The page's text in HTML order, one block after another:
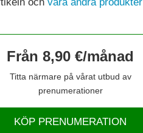
Från 8,90 €/månad
Titta närmare på vårat utbud av
prenumerationer
KÖP PRENUMERATION